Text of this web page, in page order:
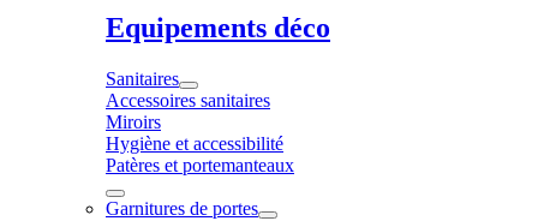
Equipements déco
Sanitaires
Accessoires sanitaires
Miroirs
Hygiène et accessibilité
Patères et portemanteaux
Garnitures de portes